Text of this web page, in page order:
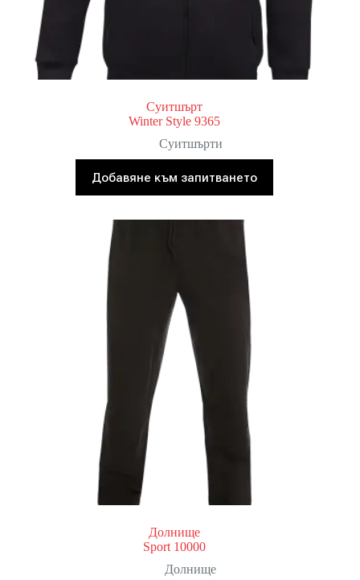
Суитшърт
Winter Style 9365
Суитшърти
Добавяне към запитването
Долнище
Sport 10000
Долнище